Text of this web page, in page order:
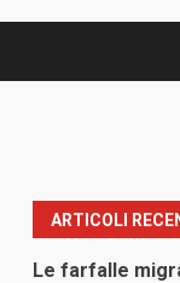
ARTICOLI
Le farfalle